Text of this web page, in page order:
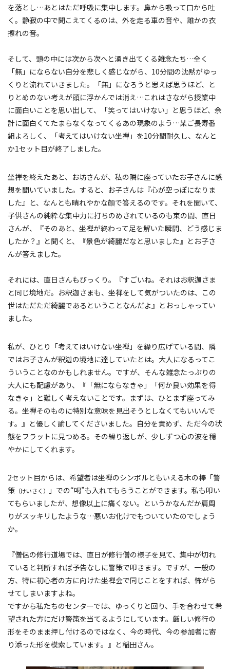
を落とし…あとはただ呼吸に集中します。鼻から吸って口から吐
く。静寂の中で聞こえてくるのは、外を走る車の音や、誰かの衣
擦れの音。
そして、頭の中には次から次へと湧き出てくる雑念たち…全く
「無」にならない自分を悲しく感じながら、10分間の沈黙がゆっ
くりと流れていきました。「無」になろうと思えば思うほど、と
りとめのない考えが頭に浮かんでは消え…これはさながら授業中
に面白いことを思い出して、「笑ってはいけない」と思うほど、余
計に面白くてたまらなくなってくるあの現象のよう…某ご長寿番
組よろしく、「考えてはいけない坐禅」を10分間耐久し、なんと
か1セット目が終了しました。
坐禅を終えたあと、お坊さんが、私の隣に座っていたお子さんに感
想を聞いていました。すると、お子さんは『心が空っぽになりま
した』と、なんとも晴れやかな顔で答えるのです。それを聞いて、
子供さんの純粋な集中力に打ちのめされているのも束の間、直日
さんが、『そのあと、坐禅が終わって足を解いた瞬間、どう感じま
したか？』と聞くと、『景色が綺麗だなと思いました』とお子さ
んが答えました。
それには、直日さんもびっくり。『すごいね。それはお釈迦さま
と同じ境地だ。お釈迦さまも、坐禅をして気がついたのは、この
世はただただ綺麗であるということなんだよ』とおっしゃってい
ました。
私が、ひとり「考えてはいけない坐禅」を繰り広げている間、隣
ではお子さんが釈迦の境地に達していたとは。大人になるってこ
ういうことなのかもしれません。ですが、そんな雑念たっぷりの
大人にも配慮があり、『「無にならなきゃ」「何か良い効果を得
なきゃ」と難しく考えないことです。まずは、ひとまず座ってみ
る。坐禅そのものに特別な意味を見出そうとしなくてもいいんで
す。』と優しく諭してくださいました。自分を責めず、ただ今の状
態をフラットに見つめる。その繰り返しが、少しずつ心の波を穏
やかにしてくれます。
2セット目からは、希望者は坐禅のシンボルともいえる木の棒「警
策 （けいさく）
」での“喝”も入れてもらうことができます。私も叩い
てもらいましたが、想像以上に痛くない。というかなんだか肩周
りがスッキリしたような…悪いお化けでもついていたのでしょう
か。
『僧侶の修行道場では、直日が修行僧の様子を見て、集中が切れ
ていると判断すれば予告なしに警策で叩きます。ですが、一般の
方、特に初心者の方に向けた坐禅会で同じことをすれば、怖がら
せてしまいますよね。
ですから私たちのセンターでは、ゆっくりと回り、手を合わせて希
望された方にだけ警策を当てるようにしています。厳しい修行の
形をそのまま押し付けるのではなく、今の時代、今の参加者に寄
り添った形を模索しています。』と稲田さん。